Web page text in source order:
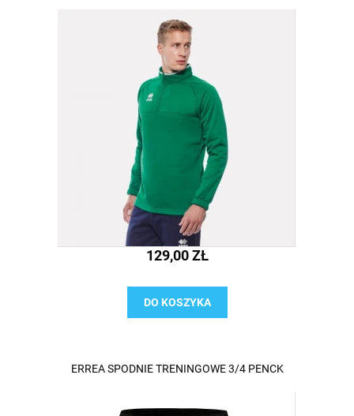
129,00 ZŁ
DO KOSZYKA
ERREA SPODNIE TRENINGOWE 3/4 PENCK